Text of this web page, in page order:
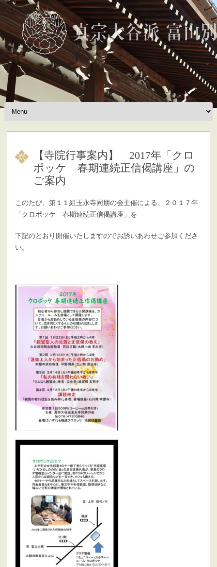
Skip to content
【寺院行事案内】 2017年「クロ
ポッケ 春期連続正信偈講座」の
ご案内
このたび、第１１組玉永寺同朋の会主催による、２０１７年
「クロポッケ 春期連続正信偈講座」を
下記のとおり開催いたしますのでお誘いあわせご参加くださ
い。